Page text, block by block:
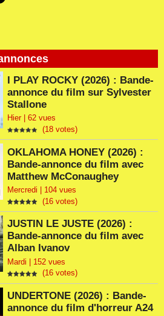
I PLAY ROCKY (2026) : Bande-
annonce du film sur Sylvester
Stallone
Hier | 62 vues
(18 votes)
OKLAHOMA HONEY (2026) :
Bande-annonce du film avec
Matthew McConaughey
Mercredi | 104 vues
(16 votes)
JUSTIN LE JUSTE (2026) :
Bande-annonce du film avec
Alban Ivanov
Mardi | 152 vues
(16 votes)
UNDERTONE (2026) : Bande-
annonce du film d'horreur A24